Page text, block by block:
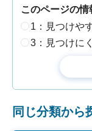
このページの
1：見つけや
3：見つけに
同じ分類から